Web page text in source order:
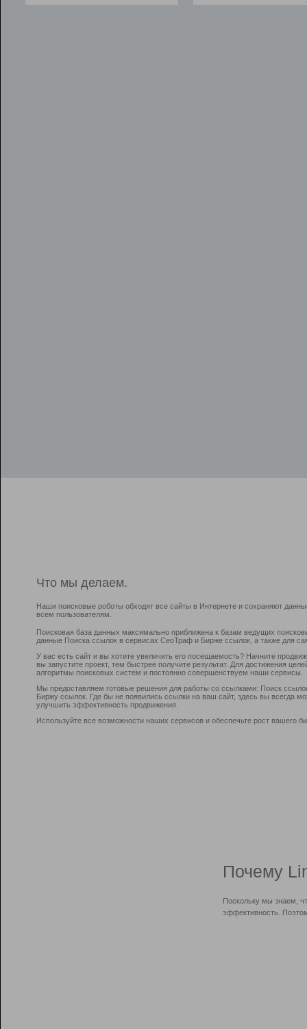
Что мы делаем.
Наши поисковые роботы обходят все сайты в Интернете и сохраняют
всем пользователям.
Поисковая база данных максимально приближена к базам ведущих
данные Поиска ссылок в сервисах СеоТраф и Бирже ссылок, а также для
У вас есть сайт и вы хотите увеличить его посещаемость? Начните
вы запустите проект, тем быстрее получите результат. Для достижения
алгоритмы поисковых систем и постоянно совершенствуем наши сервисы.
Мы предоставляем готовые решения для работы со ссылками: Поиск
Биржу ссылок. Где бы не появились ссылки на ваш сайт, здесь вы всегда
улучшить эффективность продвижения.
Используйте все возможности наших сервисов и обеспечьте рост вашего
Почему
Поскольку мы знаем,
эффективность.